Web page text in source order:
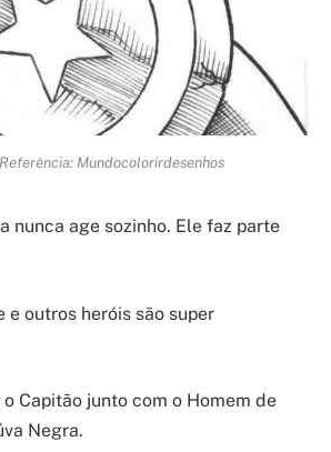
Mundocolorirdesenhos
nunca age sozinho. Ele faz parte
e outros heróis são super
Capitão junto com o Homem de
Negra.